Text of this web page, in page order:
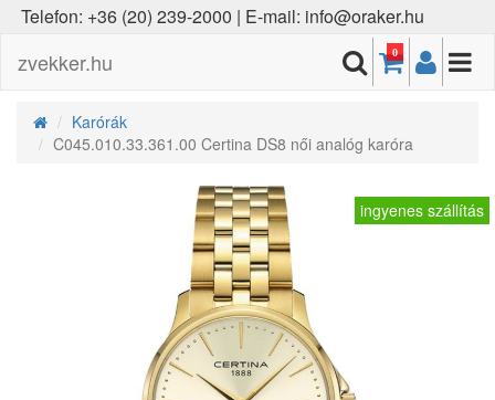
Telefon: +36 (20) 239-2000 | E-mail: info@oraker.hu
zvekker.hu 0
Karórák
C045.010.33.361.00 Certina DS8 női analóg karóra
ingyenes szállítás